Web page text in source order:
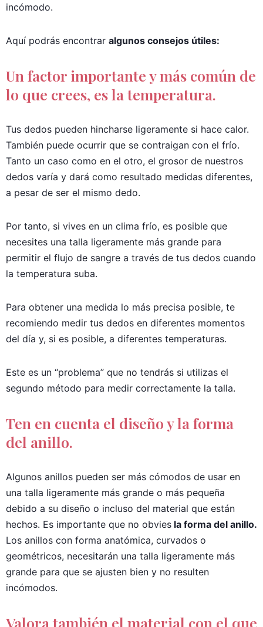
incómodo.
Aquí podrás encontrar algunos consejos útiles:
Un factor importante y más común de
lo que crees, es la temperatura.
Tus dedos pueden hincharse ligeramente si hace calor.
También puede ocurrir que se contraigan con el frío.
Tanto un caso como en el otro, el grosor de nuestros
dedos varía y dará como resultado medidas diferentes,
a pesar de ser el mismo dedo.
Por tanto, si vives en un clima frío, es posible que
necesites una talla ligeramente más grande para
permitir el flujo de sangre a través de tus dedos cuando
la temperatura suba.
Para obtener una medida lo más precisa posible, te
recomiendo medir tus dedos en diferentes momentos
del día y, si es posible, a diferentes temperaturas.
Este es un “problema” que no tendrás si utilizas el
segundo método para medir correctamente la talla.
Ten en cuenta el diseño y la forma
del anillo.
Algunos anillos pueden ser más cómodos de usar en
una talla ligeramente más grande o más pequeña
debido a su diseño o incluso del material que están
hechos. Es importante que no obvies la forma del anillo.
Los anillos con forma anatómica, curvados o
geométricos, necesitarán una talla ligeramente más
grande para que se ajusten bien y no resulten
incómodos.
Valora también el material con el que